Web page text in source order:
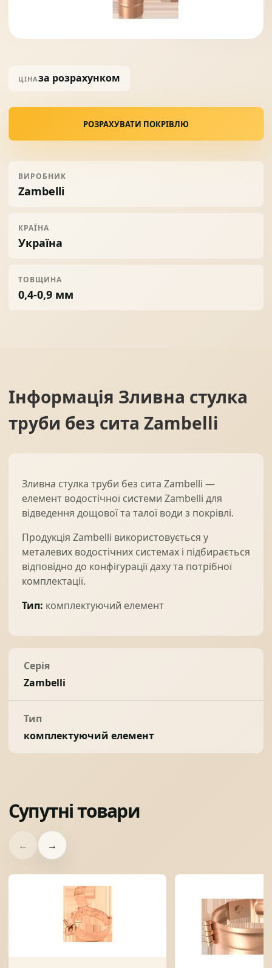
07 Солнце защита
08 Навіси з полікарбонату
ЦІНАза розрахунком
РОЗРАХУВАТИ ПОКРІВЛЮ
ВИРОБНИК
Zambelli
КРАЇНА
Україна
ТОВЩИНА
0,4-0,9 мм
Інформація Зливна стулка
труби без сита Zambelli
Зливна стулка труби без сита Zambelli —
елемент водостічної системи Zambelli для
відведення дощової та талої води з покрівлі.
Продукція Zambelli використовується у
металевих водостічних системах і підбирається
відповідно до конфігурації даху та потрібної
комплектації.
Тип: комплектуючий елемент
Серія
Zambelli
Тип
комплектуючий елемент
Супутні товари
← →